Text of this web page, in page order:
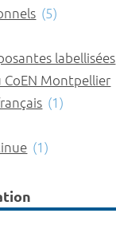
(5)
labellisées
Montpellier
(1)
(1)